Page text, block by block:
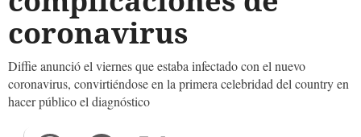
coronavirus
Diffie anunció el viernes que estaba infectado con el nuevo
coronavirus, convirtiéndose en la primera celebridad del country en
hacer público el diagnóstico